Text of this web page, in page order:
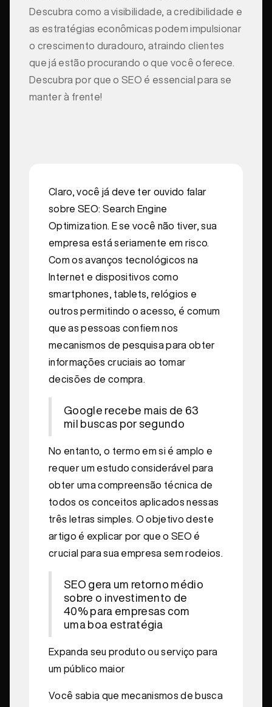
Descubra como a visibilidade, a credibilidade e
as estratégias econômicas podem impulsionar
o crescimento duradouro, atraindo clientes
que já estão procurando o que você oferece.
Descubra por que o SEO é essencial para se
manter à frente!
Claro, você já deve ter ouvido falar
sobre SEO: Search Engine
Optimization. E se você não tiver, sua
empresa está seriamente em risco.
Com os avanços tecnológicos na
Internet e dispositivos como
smartphones, tablets, relógios e
outros permitindo o acesso, é comum
que as pessoas confiem nos
mecanismos de pesquisa para obter
informações cruciais ao tomar
decisões de compra.
Google recebe mais de 63
mil buscas por segundo
No entanto, o termo em si é amplo e
requer um estudo considerável para
obter uma compreensão técnica de
todos os conceitos aplicados nessas
três letras simples. O objetivo deste
artigo é explicar por que o SEO é
crucial para sua empresa sem rodeios.
SEO gera um retorno médio
sobre o investimento de
40% para empresas com
uma boa estratégia
Expanda seu produto ou serviço para
um público maior
Você sabia que mecanismos de busca